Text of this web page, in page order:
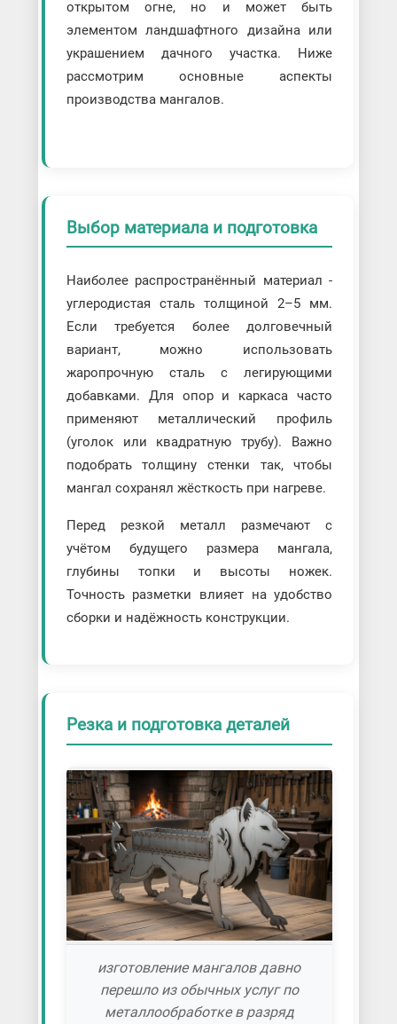
открытом огне, но и может быть
элементом ландшафтного дизайна или
украшением дачного участка. Ниже
рассмотрим основные аспекты
производства мангалов.
Выбор материала и подготовка
Наиболее распространённый материал -
углеродистая сталь толщиной 2–5 мм.
Если требуется более долговечный
вариант, можно использовать
жаропрочную сталь с легирующими
добавками. Для опор и каркаса часто
применяют металлический профиль
(уголок или квадратную трубу). Важно
подобрать толщину стенки так, чтобы
мангал сохранял жёсткость при нагреве.
Перед резкой металл размечают с
учётом будущего размера мангала,
глубины топки и высоты ножек.
Точность разметки влияет на удобство
сборки и надёжность конструкции.
Резка и подготовка деталей
изготовление мангалов давно
перешло из обычных услуг по
металлообработке в разряд